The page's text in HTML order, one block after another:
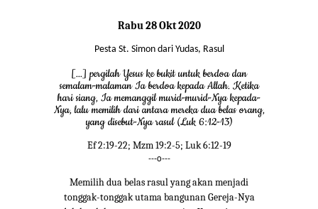
Rabu 28 Okt 2020
Pesta St. Simon dari Yudas, Rasul
[...] pergilah Yesus ke bukit untuk berdoa dan
semalam-malaman Ia berdoa kepada Allah. Ketika
hari siang, Ia memanggil murid-murid-Nya kepada-
Nya, lalu memilih dari antara mereka dua belas orang,
yang disebut-Nya rasul (Luk 6:12-13)
Ef 2:19-22; Mzm 19:2-5; Luk 6:12-19
---o---
Memilih dua belas rasul yang akan menjadi
tonggak-tonggak utama bangunan Gereja-Nya